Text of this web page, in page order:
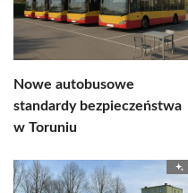
Nowe autobusowe
standardy bezpieczeństwa
w Toruniu